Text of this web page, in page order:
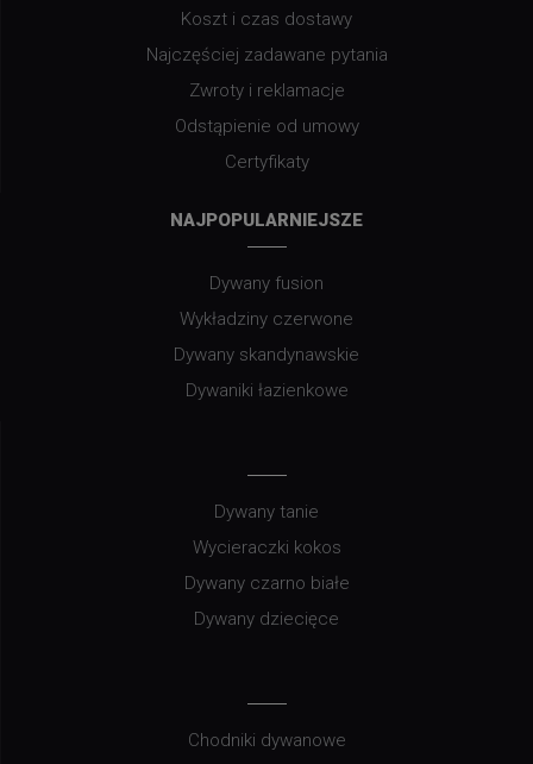
Koszt i czas dostawy
Najczęściej zadawane pytania
Zwroty i reklamacje
Odstąpienie od umowy
Certyfikaty
NAJPOPULARNIEJSZE
Dywany fusion
Wykładziny czerwone
Dywany skandynawskie
Dywaniki łazienkowe
Dywany tanie
Wycieraczki kokos
Dywany czarno białe
Dywany dziecięce
Chodniki dywanowe